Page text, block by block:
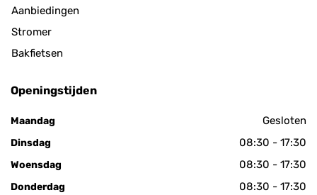
Aanbiedingen
Stromer
Bakfietsen
Openingstijden
Maandag Gesloten
Dinsdag 08:30 - 17:30
Woensdag 08:30 - 17:30
Donderdag 08:30 - 17:30